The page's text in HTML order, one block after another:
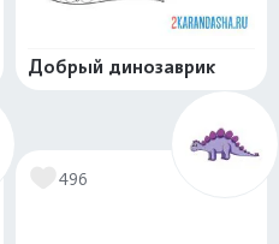
Добрый динозаврик
496